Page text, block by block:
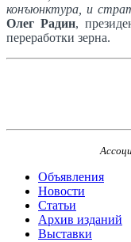
конъюнктура, и
Олег Радин,
переработки зерна.
Объявления
Новости
Статьи
Архив изданий
Выставки